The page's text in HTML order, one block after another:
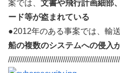
案では、 文書や飛行計画細部
ード等が盗まれている
●2012年のある事案では、輸
船の複数のシステムへの侵入